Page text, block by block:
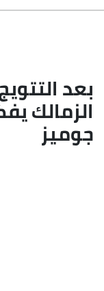
بعد
الزمالك
جوميز